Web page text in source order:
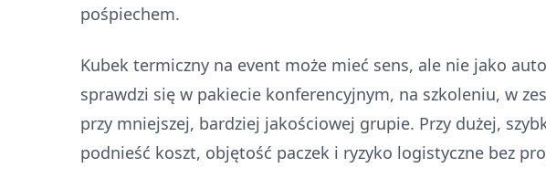
pośpiechem.
Kubek termiczny na event może mieć sens, ale nie jako
sprawdzi się w pakiecie konferencyjnym, na szkoleniu, w
przy mniejszej, bardziej jakościowej grupie. Przy dużej,
podnieść koszt, objętość paczek i ryzyko logistyczne bez